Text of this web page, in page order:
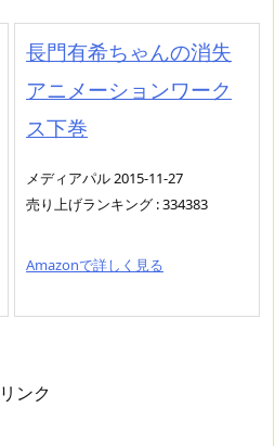
長門有希ちゃんの消失
アニメーションワーク
ス下巻
メディアパル 2015-11-27
売り上げランキング : 334383
Amazonで詳しく見る
ンク